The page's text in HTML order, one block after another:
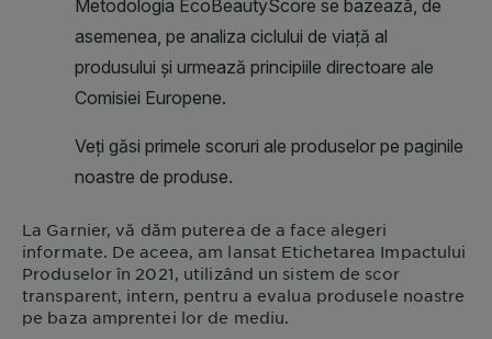
La Garnier, vă dăm puterea de a face alegeri
informate. De aceea, am lansat Etichetarea Impactului
Produselor în 2021, utilizând un sistem de scor
transparent, intern, pentru a evalua produsele noastre
pe baza amprentei lor de mediu.